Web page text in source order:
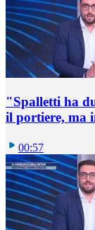
"Spalletti ha
il portiere, ma
00:57